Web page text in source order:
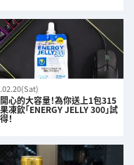
心的大容量！為你送上1包315
凍飲「ENERGY JELLY 300」試
！